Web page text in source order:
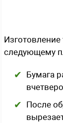
следующему
Бумага
После